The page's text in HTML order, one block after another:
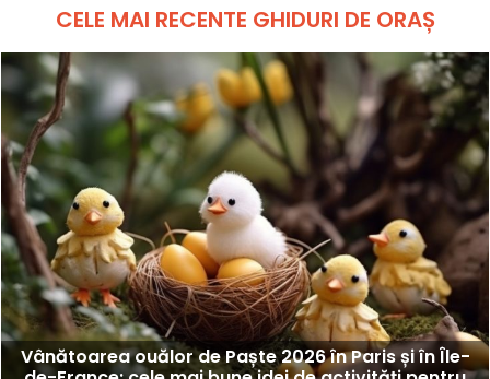
CELE MAI RECENTE GHIDURI DE ORAȘ
Vânătoarea ouălor de Paște 2026 în Paris și în Île-